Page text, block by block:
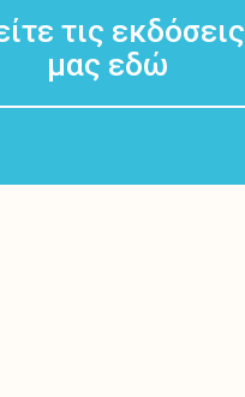
τις εκδόσεις
μας εδώ